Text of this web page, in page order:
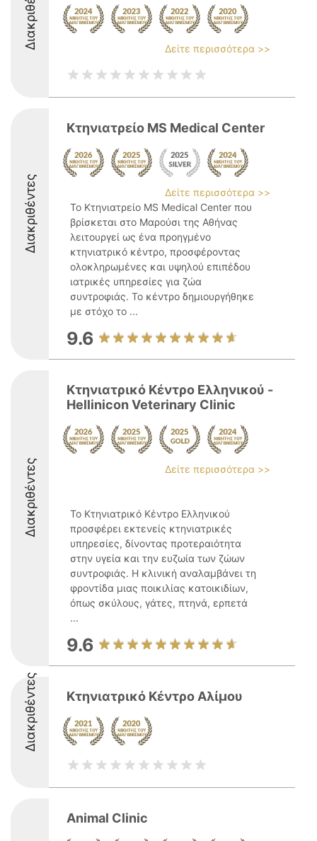
Δείτε περισσότερα >>
Διακριθέντες
Κτηνιατρείο MS Medical Center
Δείτε περισσότερα >>
Το Κτηνιατρείο MS Medical Center που
βρίσκεται στο Μαρούσι της Αθήνας
λειτουργεί ως ένα προηγμένο
κτηνιατρικό κέντρο, προσφέροντας
ολοκληρωμένες και υψηλού επιπέδου
ιατρικές υπηρεσίες για ζώα
συντροφιάς. Το κέντρο δημιουργήθηκε
με στόχο το ...
9.6
Διακριθέντες
Κτηνιατρικό Κέντρο Ελληνικού -
Hellinicon Veterinary Clinic
Δείτε περισσότερα >>
Το Κτηνιατρικό Κέντρο Ελληνικού
προσφέρει εκτενείς κτηνιατρικές
υπηρεσίες, δίνοντας προτεραιότητα
στην υγεία και την ευζωία των ζώων
συντροφιάς. Η κλινική αναλαμβάνει τη
φροντίδα μιας ποικιλίας κατοικιδίων,
όπως σκύλους, γάτες, πτηνά, ερπετά
...
9.6
Διακριθέντες Κτηνιατρικό Κέντρο Αλίμου
Animal Clinic